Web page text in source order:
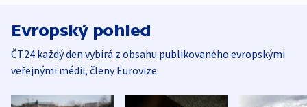
Evropský pohled
ČT24 každý den vybírá z obsahu publikovaného evropskými
veřejnými médii, členy Eurovize.